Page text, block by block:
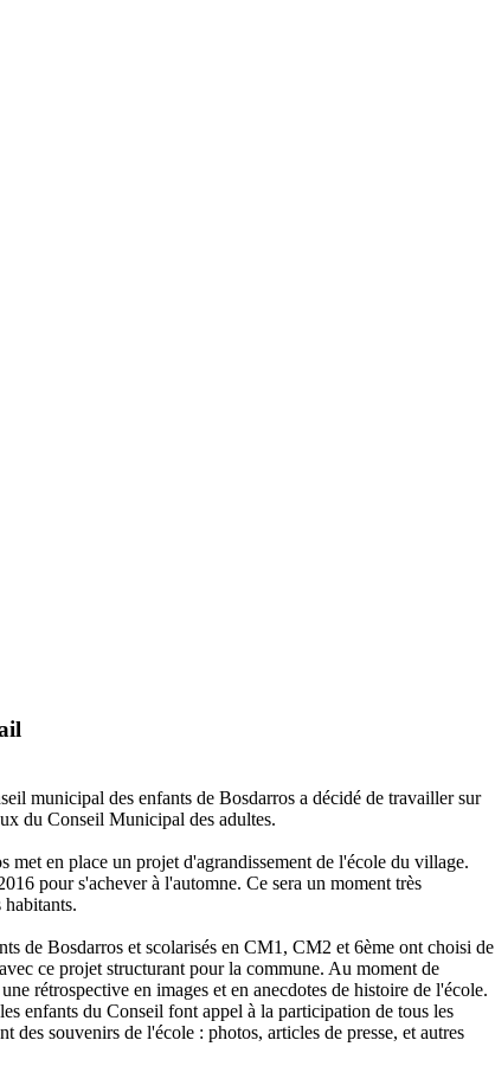
municipal des enfants de Bosdarros a décidé de travailler sur
du Conseil Municipal des adultes.
met en place un projet d'agrandissement de l'école du village.
pour s'achever à l'automne. Ce sera un moment très
de Bosdarros et scolarisés en CM1, CM2 et 6ème ont choisi de
ce projet structurant pour la commune. Au moment de
rétrospective en images et en anecdotes de histoire de l'école.
enfants du Conseil font appel à la participation de tous les
des souvenirs de l'école : photos, articles de presse, et autres